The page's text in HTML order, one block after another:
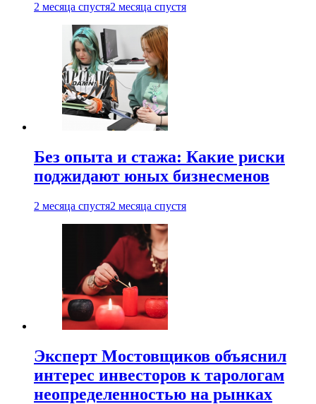
2 месяца спустя2 месяца спустя
Без опыта и стажа: Какие риски
поджидают юных бизнесменов
2 месяца спустя2 месяца спустя
Эксперт Мостовщиков объяснил
интерес инвесторов к тарологам
неопределенностью на рынках